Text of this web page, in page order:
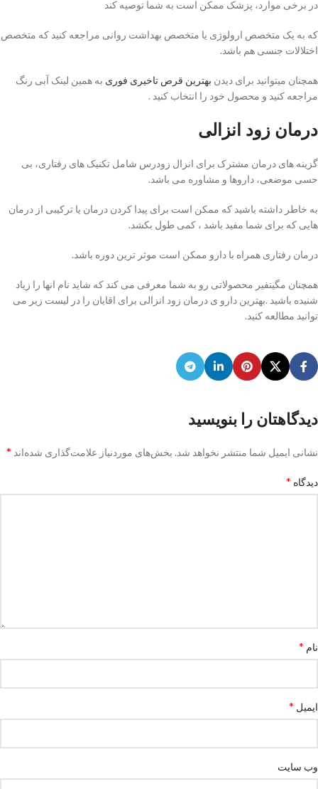
در برخی موارد، پزشک ممکن است به شما توصیه کند
که به یک متخصص ارولوژی یا متخصص بهداشت روانی مراجعه کنید که متخصص
اختلالات جنسی هم باشد.
همچنان میتوانید برای دیدن بهترین قرص تاخیری فوری به همین لینک آبی رنگ
مراجعه کنید و محصول خود را انتخاب کنید .
درمان زود انزالی
گزینه های درمان مشترک برای انزال زودرس شامل تکنیک های رفتاری، بی
حسی موضعی، داروها و مشاوره می باشد.
به خاطر داشته باشید که ممکن است برای پیدا کردن درمان یا ترکیبی از درمان
هایی که برای شما مفید باشد ، کمی طول بکشد.
درمان رفتاری همراه با دارو ممکن است موثر ترین دوره باشد.
همچنان مگینفیر محصولاتی رو به شما معرفی می کند که شاید نام انها را زیاد
شنیده باشید .بهترین دارو ی درمان زود انزالی برای اقایان را در لیست زیر می
توانید مطالعه کنید.
دیدگاهتان را بنویسید
نشانی ایمیل شما منتشر نخواهد شد. بخش‌های موردنیاز علامت‌گذاری شده‌اند *
دیدگاه *
نام *
ایمیل *
وب‌ سایت